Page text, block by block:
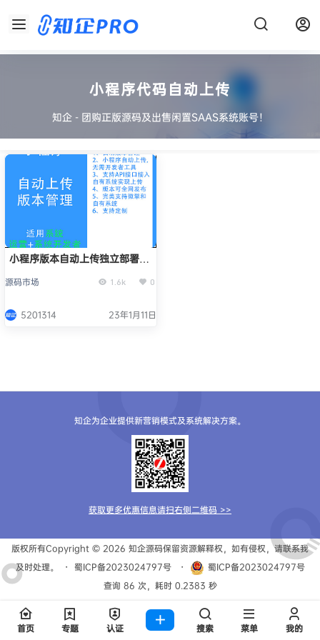
小程序代码自动上传
知企 - 团购正版源码及出售闲置SAAS系统账号！
小程序版本自动上传独立部署源
源码市场 1.6k 0
5201314 23年1月11日
知企为企业提供新营销模式及系统解决方案。
获取更多优惠信息请扫右侧二维码 >>
版权所有Copyright © 2026 知企源码保留资源解释权，如有侵权，请联系我
及时处理。
・ 蜀ICP备2023024797号 ・
蜀ICP备2023024797号
查询 86 次，耗时 0.2383 秒
首页 专题 认证 搜索 菜单 我的